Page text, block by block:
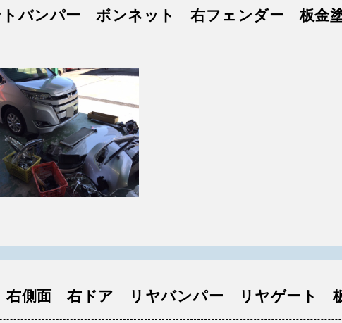
ンパー ボンネット 右フェンダー 板金
側面 右ドア リヤバンパー リヤゲート